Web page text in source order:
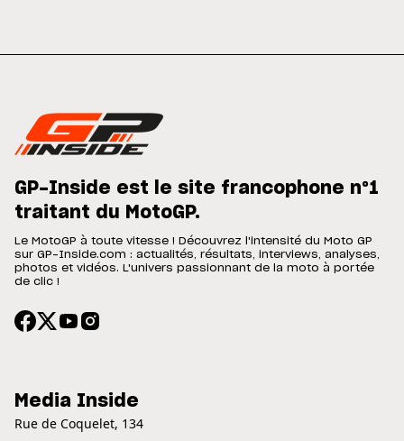
GP-Inside est le site francophone n°1
traitant du MotoGP.
Le MotoGP à toute vitesse ! Découvrez l'intensité du Moto GP
sur GP-Inside.com : actualités, résultats, interviews, analyses,
photos et vidéos. L'univers passionnant de la moto à portée
de clic !
Media Inside
Rue de Coquelet, 134